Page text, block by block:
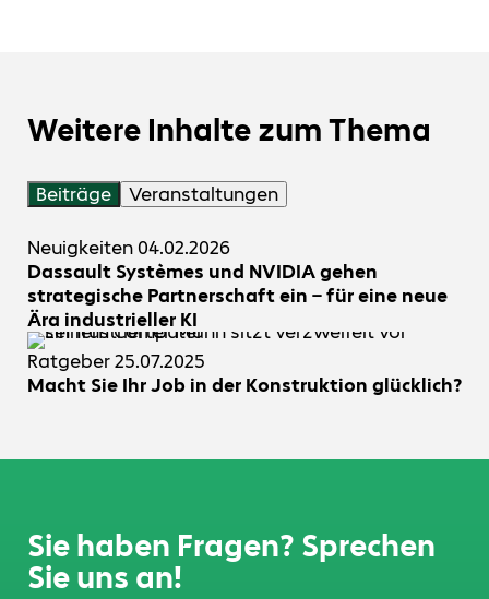
Weitere Inhalte zum Thema
Beiträge Veranstaltungen
Neuigkeiten 04.02.2026
Dassault Systèmes und NVIDIA gehen
strategische Partnerschaft ein – für eine neue
Ära industrieller KI
Ratgeber25.07.2025
Macht Sie Ihr Job in der Konstruktion glücklich?
Sie haben Fragen? Sprechen
Sie uns an!